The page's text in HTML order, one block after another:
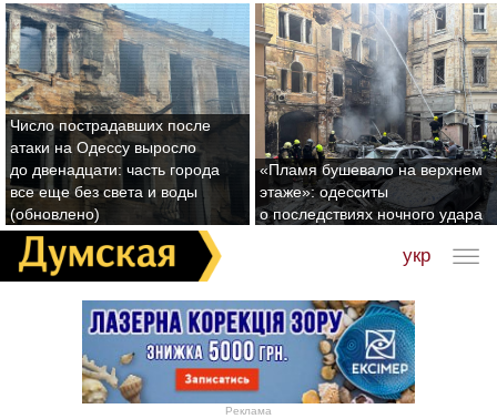
Число пострадавших после
атаки на Одессу выросло
до двенадцати: часть города
все еще без света и воды
(обновлено)
«Пламя бушевало на верхнем
этаже»: одесситы
о последствиях ночного удара
укр
Реклама